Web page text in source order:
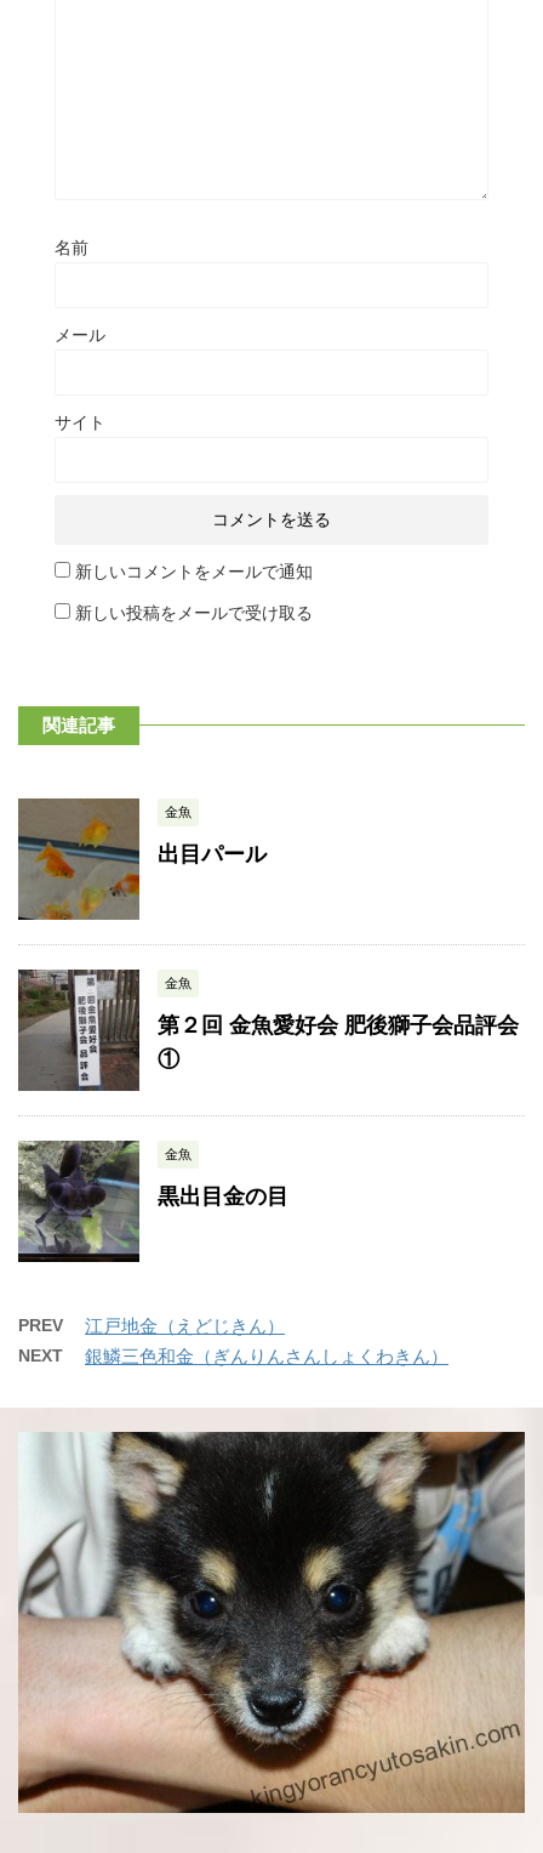
名前
メール
サイト
新しいコメントをメールで通知
新しい投稿をメールで受け取る
関連記事
金魚
出目パール
金魚
第２回 金魚愛好会 肥後獅子会品評会
①
金魚
黒出目金の目
PREV 江戸地金（えどじきん）
NEXT 銀鱗三色和金（ぎんりんさんしょくわきん）